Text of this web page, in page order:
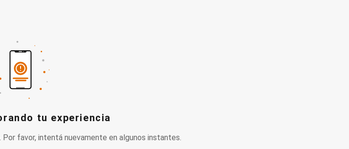
tu experiencia
favor, intentá nuevamente en algunos instantes.